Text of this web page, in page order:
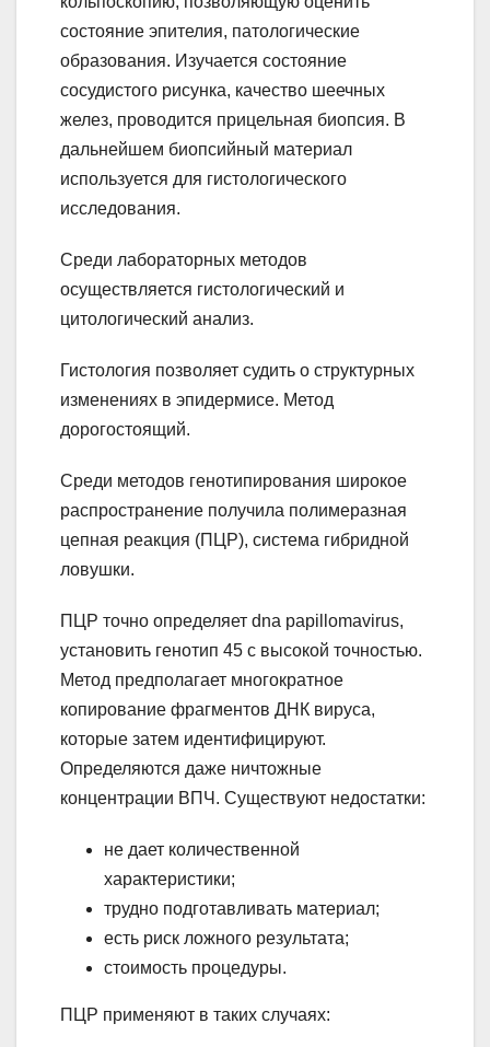
состояние эпителия, патологические
образования. Изучается состояние
сосудистого рисунка, качество шеечных
желез, проводится прицельная биопсия. В
дальнейшем биопсийный материал
используется для гистологического
исследования.
Среди лабораторных методов
осуществляется гистологический и
цитологический анализ.
Гистология позволяет судить о структурных
изменениях в эпидермисе. Метод
дорогостоящий.
Среди методов генотипирования широкое
распространение получила полимеразная
цепная реакция (ПЦР), система гибридной
ловушки.
ПЦР точно определяет dna papillomavirus,
установить генотип 45 с высокой точностью.
Метод предполагает многократное
копирование фрагментов ДНК вируса,
которые затем идентифицируют.
Определяются даже ничтожные
концентрации ВПЧ. Существуют недостатки:
не дает количественной
характеристики;
трудно подготавливать материал;
есть риск ложного результата;
стоимость процедуры.
ПЦР применяют в таких случаях: